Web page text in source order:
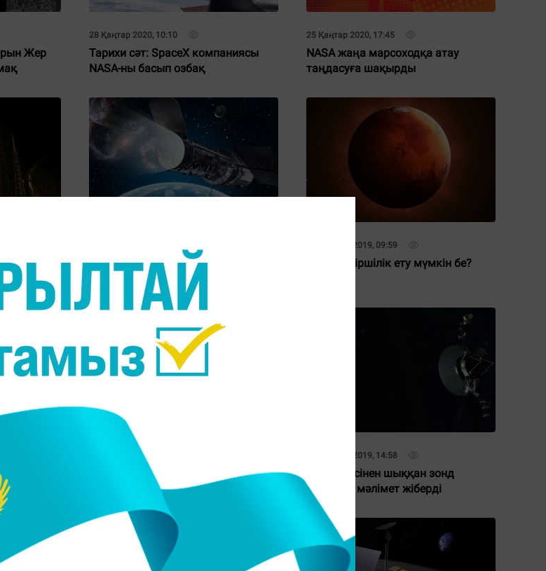
Жер
28 Қаңтар 2020, 10:10
Тарихи сәт: SpaceX компаниясы
NASA-ны басып озбақ
25 Қаңтар 2020, 17:45
NASA жаңа марсоходқа атау
таңдасуға шақырды
алмаған
Хаббл телескобы қанша уақыт
“өмір сүреді”?
29 Қараша 2019, 09:59
Марста тіршілік ету мүмкін бе?
10 Қараша 2019, 07:17
NASA Айға ұшатын соңғы
қозғалтқышын орнатты
07 Қараша 2019, 14:58
Күн жүйесінен шыққан зонд
алғашқы мәлімет жіберді